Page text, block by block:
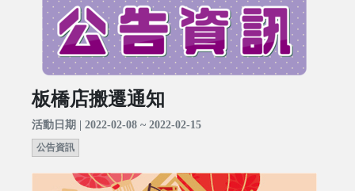
板橋店搬遷通知
活動日期 | 2022-02-08 ~ 2022-02-15
公告資訊